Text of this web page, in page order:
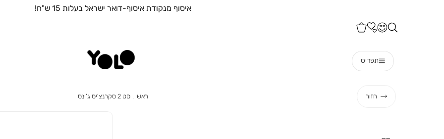
איסוף מנקודת איסוף-דואר ישראל בעלות 15 ש"ח!
תפריט
חזור ראשי ראשי
סט 2 סקרנצ’יס ג’ינס
סט